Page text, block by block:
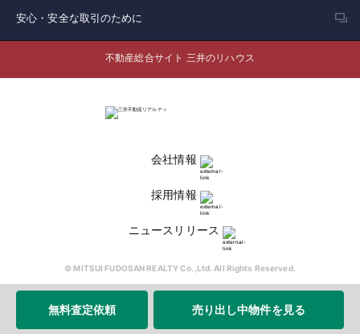
無料査定依頼 売り出し中物件を見る
安心・安全な取引のために
不動産総合サイト 三井のリハウス
会社情報
採用情報
ニュースリリース
© MITSUI FUDOSAN REALTY Co.,Ltd. All Rights Reserved.